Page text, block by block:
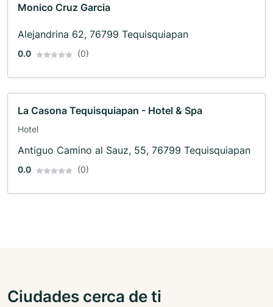
Monico Cruz Garcia
Alejandrina 62, 76799 Tequisquiapan
0.0 (0)
La Casona Tequisquiapan - Hotel & Spa
Hotel
Antiguo Camino al Sauz, 55, 76799 Tequisquiapan
0.0 (0)
Ciudades cerca de ti